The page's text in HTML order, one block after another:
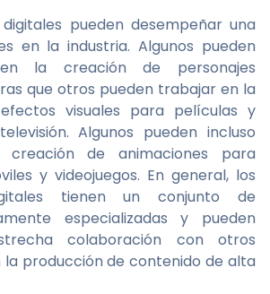
pueden desempeñar una
en la industria. Algunos pueden
en la creación de personajes
que otros pueden trabajar en la
visuales para películas y
Algunos pueden incluso
de animaciones para
y videojuegos. En general, los
tienen un conjunto de
especializadas y pueden
colaboración con otros
la producción de contenido de alta